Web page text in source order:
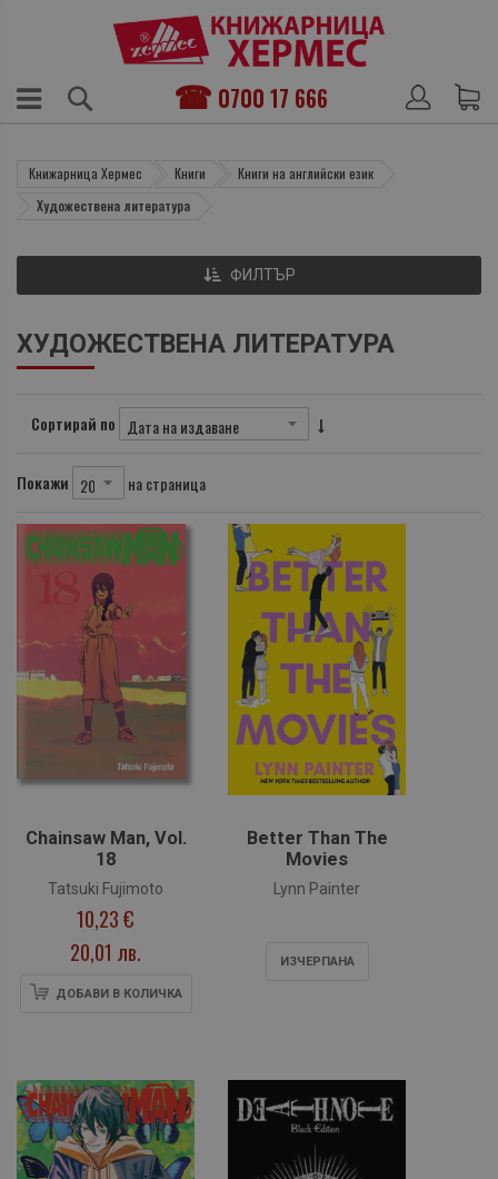
0700 17 666
Книжарница Хермес Книги
Книги на английски език
Художествена литература
ХУДОЖЕСТВЕНА ЛИТЕРАТУРА
Сортирай по
Покажи на страница
Chainsaw Man, Vol.
18
Tatsuki Fujimoto
10,23 €
20,01 лв.
ДОБАВИ В КОЛИЧКА
Better Than The
Movies
Lynn Painter
ИЗЧЕРПАНA
ФИЛТЪР